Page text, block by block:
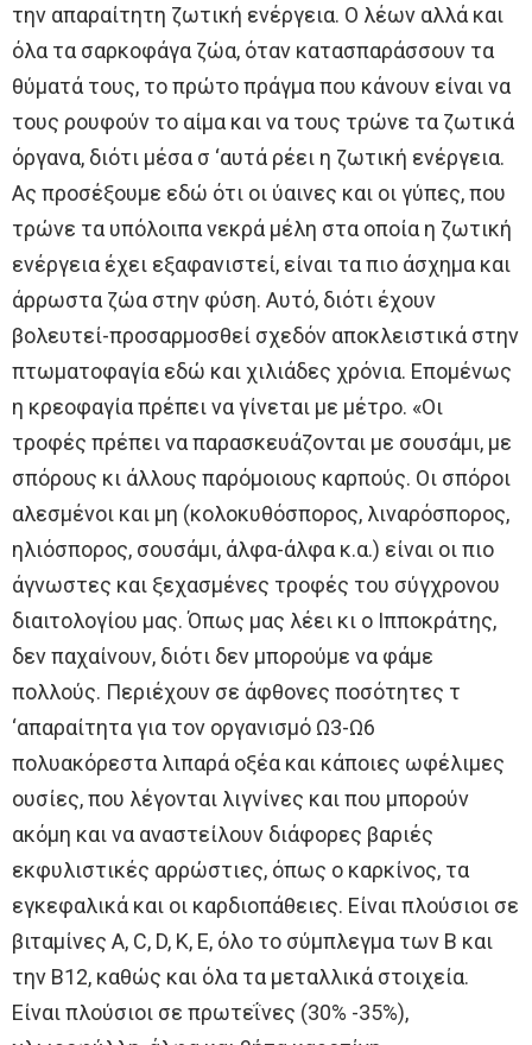
την απαραίτητη ζωτική ενέργεια. Ο λέων αλλά και
όλα τα σαρκοφάγα ζώα, όταν κατασπαράσσουν τα
θύματά τους, το πρώτο πράγμα που κάνουν είναι να
τους ρουφούν το αίμα και να τους τρώνε τα ζωτικά
όργανα, διότι μέσα σ ‘αυτά ρέει η ζωτική ενέργεια.
Ας προσέξουμε εδώ ότι οι ύαινες και οι γύπες, που
τρώνε τα υπόλοιπα νεκρά μέλη στα οποία η ζωτική
ενέργεια έχει εξαφανιστεί, είναι τα πιο άσχημα και
άρρωστα ζώα στην φύση. Αυτό, διότι έχουν
βολευτεί-προσαρμοσθεί σχεδόν αποκλειστικά στην
πτωματοφαγία εδώ και χιλιάδες χρόνια. Επομένως
η κρεοφαγία πρέπει να γίνεται με μέτρο. «Οι
τροφές πρέπει να παρασκευάζονται με σουσάμι, με
σπόρους κι άλλους παρόμοιους καρπούς. Οι σπόροι
αλεσμένοι και μη (κολοκυθόσπορος, λιναρόσπορος,
ηλιόσπορος, σουσάμι, άλφα-άλφα κ.α.) είναι οι πιο
άγνωστες και ξεχασμένες τροφές του σύγχρονου
διαιτολογίου μας. Όπως μας λέει κι ο Ιπποκράτης,
δεν παχαίνουν, διότι δεν μπορούμε να φάμε
πολλούς. Περιέχουν σε άφθονες ποσότητες τ
‘απαραίτητα για τον οργανισμό Ω3-Ω6
πολυακόρεστα λιπαρά οξέα και κάποιες ωφέλιμες
ουσίες, που λέγονται λιγνίνες και που μπορούν
ακόμη και να αναστείλουν διάφορες βαριές
εκφυλιστικές αρρώστιες, όπως ο καρκίνος, τα
εγκεφαλικά και οι καρδιοπάθειες. Είναι πλούσιοι σε
βιταμίνες A, C, D, K, E, όλο το σύμπλεγμα των Β και
την Β12, καθώς και όλα τα μεταλλικά στοιχεία.
Είναι πλούσιοι σε πρωτεΐνες (30% -35%),